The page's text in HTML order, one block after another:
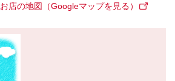
お店の地図（Googleマップを見る）